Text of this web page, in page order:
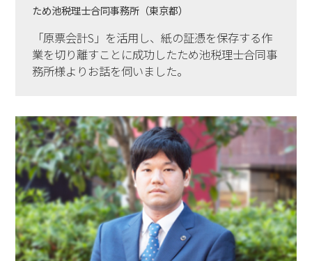
ため池税理士合同事務所（東京都）
「原票会計S」を活用し、紙の証憑を保存する作
業を切り離すことに成功したため池税理士合同事
務所様よりお話を伺いました。